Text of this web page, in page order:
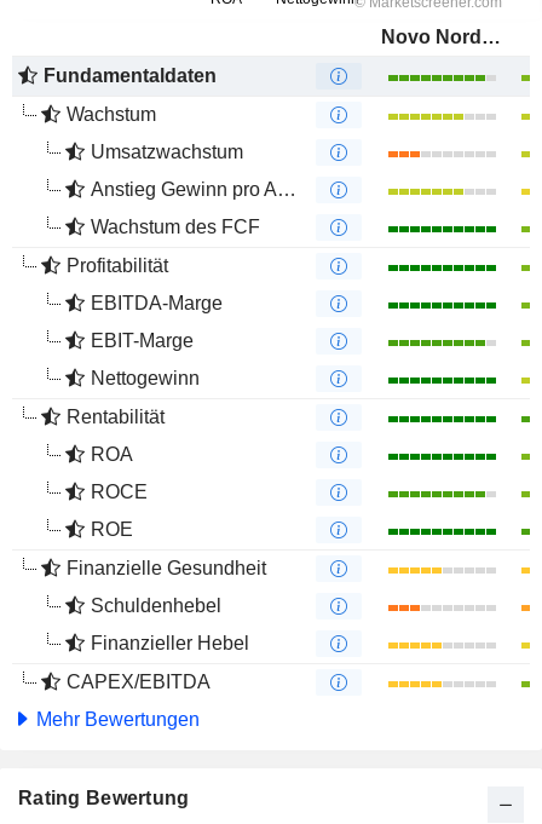
Novo Nordisk A/S
Fundamentaldaten
Wachstum
Umsatzwachstum
Anstieg Gewinn pro Aktie
Wachstum des FCF
Profitabilität
EBITDA-Marge
EBIT-Marge
Nettogewinn
Rentabilität
ROA
ROCE
ROE
Finanzielle Gesundheit
Schuldenhebel
Finanzieller Hebel
CAPEX/EBITDA
Mehr Bewertungen
Rating Bewertung